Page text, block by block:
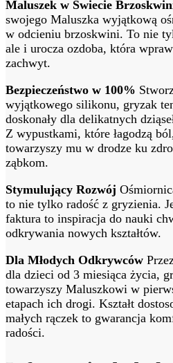
Maluszek w Świecie
swojego Maluszka wyjątkową
w odcieniu brzoskwini. To nie
ale i urocza ozdoba, która
zachwyt.
Bezpieczeństwo w 100%
wyjątkowego silikonu, gryzak
doskonały dla delikatnych
Z wypustkami, które łagodzą ból,
towarzyszy mu w drodze ku
ząbkom.
Stymulujący Rozwój
to nie tylko radość z gryzienia.
faktura to inspiracja do nauki
odkrywania nowych kształtów.
Dla Młodych Odkrywców
dla dzieci od 3 miesiąca życia,
towarzyszy Maluszkowi w
etapach ich drogi. Kształt
małych rączek to gwarancja
radości.